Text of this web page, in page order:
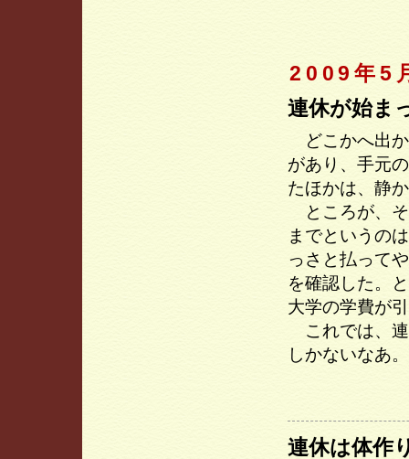
2009年5
連休が始ま
どこかへ出か
があり、手元
たほかは、静
ところが、そ
までというの
っさと払って
を確認した。
大学の学費が
これでは、連
しかないなあ。
連休は体作